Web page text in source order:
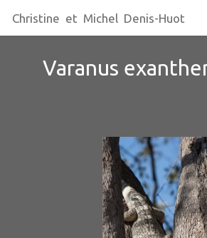
Christine et Michel Denis-Huot
Varanus